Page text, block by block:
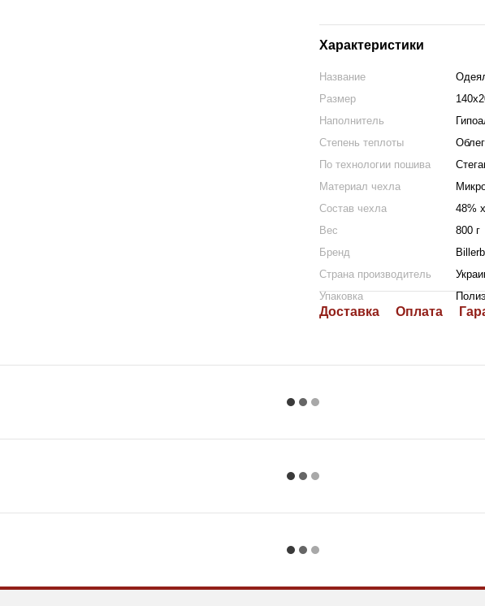
Характеристики
Название
Размер
Наполнитель
Степень теплоты
По технологии пошива
Материал чехла
Состав чехла
48%
Вес
800 г
Бренд
Страна производитель
Упаковка
Доставка Оплата